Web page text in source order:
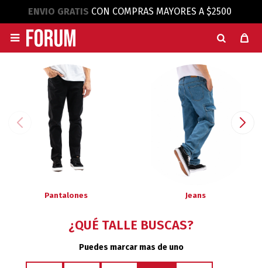
ENVIO GRATIS CON COMPRAS MAYORES A $2500

Pantalones Jeans
¿QUÉ TALLE BUSCAS?
Puedes marcar mas de uno